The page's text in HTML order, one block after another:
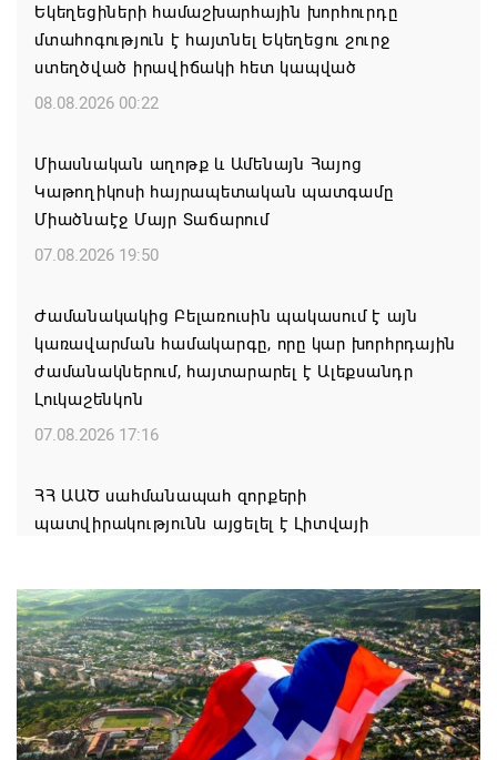
Եկեղեցիների համաշխարհային խորհուրդը
մտահոգություն է հայտնել Եկեղեցու շուրջ
ստեղծված իրավիճակի հետ կապված
08.08.2026 00:22
Միասնական աղոթք և Ամենայն Հայոց
Կաթողիկոսի հայրապետական պատգամը
Միածնաէջ Մայր Տաճարում
07.08.2026 19:50
Ժամանակակից Բելառուսին պակասում է այն
կառավարման համակարգը, որը կար խորհրդային
ժամանակներում, հայտարարել է Ալեքսանդր
Լուկաշենկոն
07.08.2026 17:16
ՀՀ ԱԱԾ սահմանապահ զորքերի
պատվիրակությունն այցելել է Լիտվայի
07.08.2026 16:57
Գարեգին Բ-ի և եպիսկոպոսների գործով
դատավորն ինքնաբացարկ է հայտնել
07.08.2026 16:55